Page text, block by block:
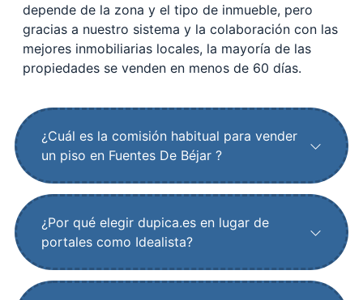
depende de la zona y el tipo de inmueble, pero
gracias a nuestro sistema y la colaboración con las
mejores inmobiliarias locales, la mayoría de las
propiedades se venden en menos de 60 días.
¿Cuál es la comisión habitual para vender
un piso en Fuentes De Béjar ?
¿Por qué elegir dupica.es en lugar de
portales como Idealista?